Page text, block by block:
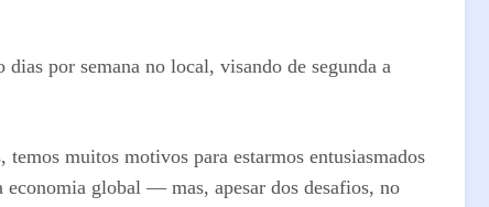
por semana no local, visando de segunda a
muitos motivos para estarmos entusiasmados
economia global — mas, apesar dos desafios, no